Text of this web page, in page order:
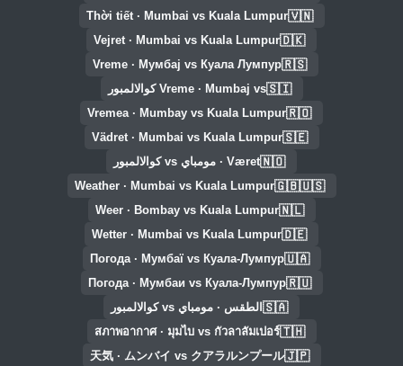
🇻🇳
Thời tiết · Mumbai vs Kuala Lumpur
🇩🇰
Vejret · Mumbai vs Kuala Lumpur
🇷🇸
Vreme · Мумбај vs Куала Лумпур
🇸🇮Vreme · Mumbaj vs كوالالمبور
🇷🇴
Vremea · Mumbay vs Kuala Lumpur
🇸🇪
Vädret · Mumbai vs Kuala Lumpur
🇳🇴Været · مومباي vs كوالالمبور
🇬🇧🇺🇸
Weather · Mumbai vs Kuala Lumpur
🇳🇱
Weer · Bombay vs Kuala Lumpur
🇩🇪
Wetter · Mumbai vs Kuala Lumpur
🇺🇦
Погода · Мумбаї vs Куала-Лумпур
🇷🇺
Погода · Мумбаи vs Куала-Лумпур
🇸🇦 الطقس · مومباي vs كوالالمبور
🇹🇭
สภาพอากาศ · มุมไบ vs กัวลาลัมเปอร์
🇯🇵
天気 · ムンバイ vs クアラルンプール